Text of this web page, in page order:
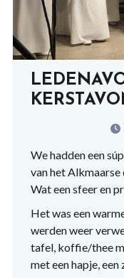
We hadden een
van het Alkmaarse
Wat een sfeer en
Het was een
werden weer
tafel, koffie/thee
met een hapje,